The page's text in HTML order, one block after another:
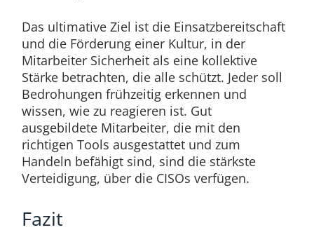
Das ultimative Ziel ist die Einsatzbereitschaft
und die Förderung einer Kultur, in der
Mitarbeiter Sicherheit als eine kollektive
Stärke betrachten, die alle schützt. Jeder soll
Bedrohungen frühzeitig erkennen und
wissen, wie zu reagieren ist. Gut
ausgebildete Mitarbeiter, die mit den
richtigen Tools ausgestattet und zum
Handeln befähigt sind, sind die stärkste
Verteidigung, über die CISOs verfügen.
Fazit